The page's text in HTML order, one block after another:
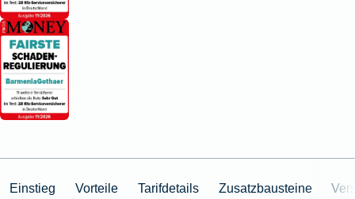
Einstieg Vorteile Tarifdetails Zusatzbausteine